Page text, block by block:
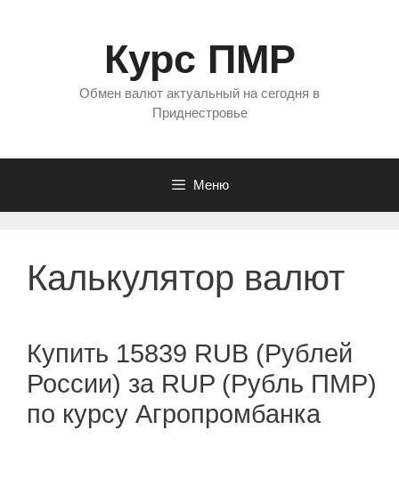
Курс ПМР
Обмен валют актуальный на сегодня в
Приднестровье
Меню
Калькулятор валют
Купить 15839 RUB (Рублей
России) за RUP (Рубль ПМР)
по курсу Агропромбанка